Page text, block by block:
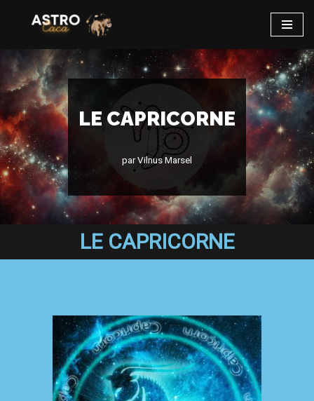
au
contenu
LE CAPRICORNE
parVilnus Marsel
LE CAPRICORNE